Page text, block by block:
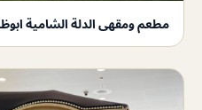
مطعم ومقهى الدلة الشامية